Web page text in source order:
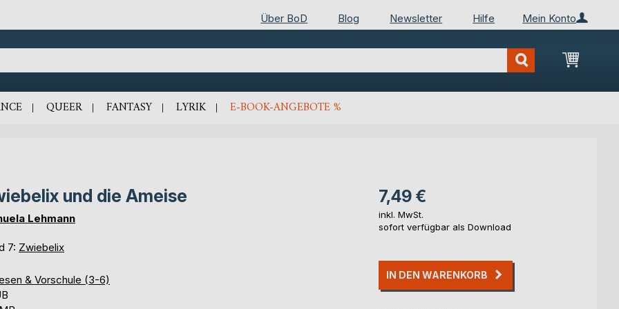
Mein Konto
Über BoD Blog Newsletter Hilfe
Mein
QUEER FANTASY LYRIK E-BOOK-ANGEBOTE %
und die Ameise
Lehmann
7: Zwiebelix
& Vorschule (3-6)
7,49 €
inkl. MwSt.
sofort verfügbar als Download
IN DEN WARENKORB